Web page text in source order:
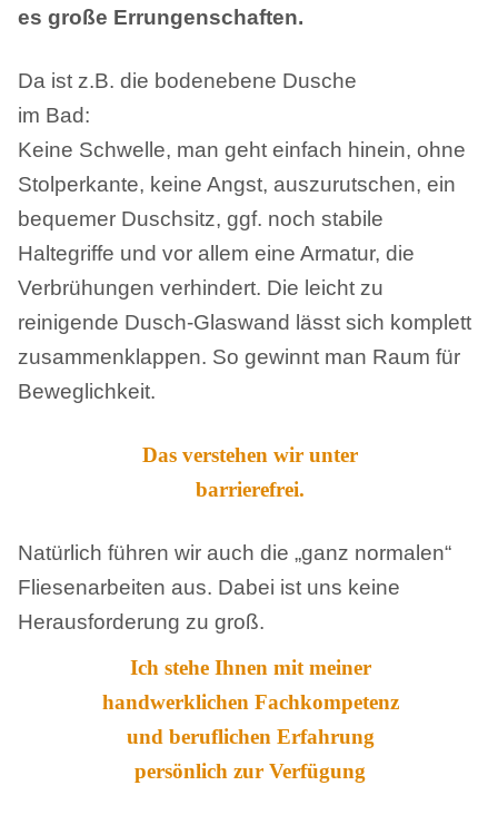
es große Errungenschaften.
Da ist z.B. die bodenebene Dusche
im Bad:
Keine Schwelle, man geht einfach hinein, ohne
Stolperkante, keine Angst, auszurutschen, ein
bequemer Duschsitz, ggf. noch stabile
Haltegriffe und vor allem eine Armatur, die
Verbrühungen verhindert. Die leicht zu
reinigende Dusch-Glaswand lässt sich komplett
zusammenklappen. So gewinnt man Raum für
Beweglichkeit.
Das verstehen wir unter
barrierefrei.
Natürlich führen wir auch die „ganz normalen“
Fliesenarbeiten aus. Dabei ist uns keine
Herausforderung zu groß.
Ich stehe Ihnen mit meiner
handwerklichen Fachkompetenz
und beruflichen Erfahrung
persönlich zur Verfügung